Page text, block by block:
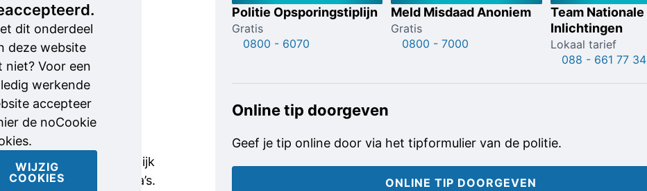
dit onderdeel
deze website
niet? Voor een
werkende
accepteer
de noCookie
WIJZIG
COOKIES
op. Zijn
jack is van
het merk
The North
Face en
zijn
schoenen
vermoedelijk
Balenciaga’s.
Politie Opsporingstiplijn
Gratis
0800 - 6070
Meld Misdaad Anoniem
Gratis
0800 - 7000
Team Nationale
Inlichtingen
Lokaal tarief
088 - 661 77 34
Online tip doorgeven
Geef je tip online door via het tipformulier van de politie.
ONLINE TIP DOORGEVEN